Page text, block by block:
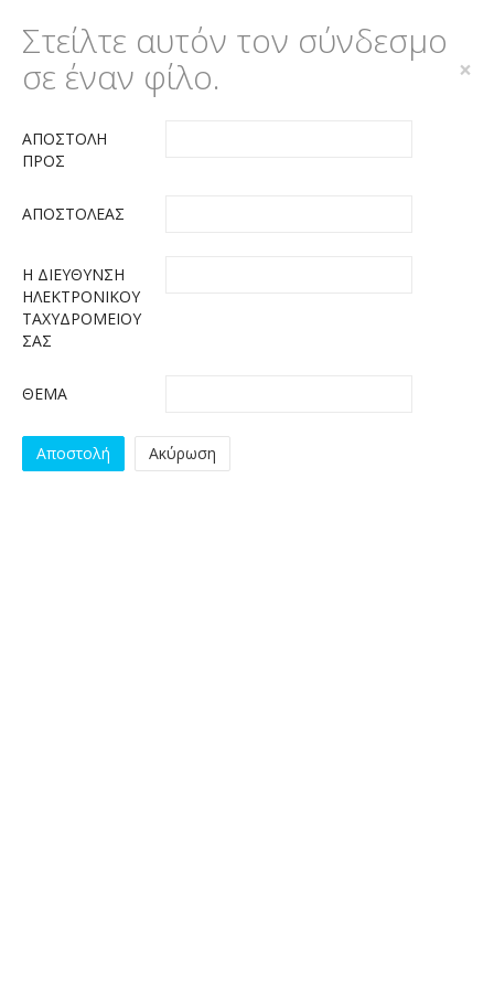
Στείλτε αυτόν τον σύνδεσμο
σε έναν φίλο.
×
ΑΠΟΣΤΟΛΉ
ΠΡΟΣ
ΑΠΟΣΤΟΛΈΑΣ
Η ΔΙΕΎΘΥΝΣΗ
ΗΛΕΚΤΡΟΝΙΚΟΎ
ΤΑΧΥΔΡΟΜΕΊΟΥ
ΣΑΣ
ΘΈΜΑ
Αποστολή Ακύρωση